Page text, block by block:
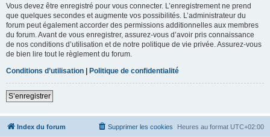
Vous devez être enregistré pour vous connecter. L’enregistrement ne prend
que quelques secondes et augmente vos possibilités. L’administrateur du
forum peut également accorder des permissions additionnelles aux membres
du forum. Avant de vous enregistrer, assurez-vous d’avoir pris connaissance
de nos conditions d’utilisation et de notre politique de vie privée. Assurez-vous
de bien lire tout le règlement du forum.
Conditions d’utilisation | Politique de confidentialité
S’enregistrer
Index du forum Heures au format UTC+02:00
Supprimer les cookies